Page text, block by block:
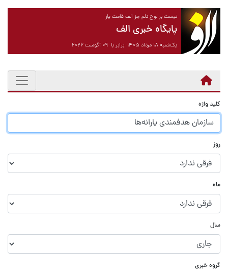
نیست بر لوح دلم جز الف قامت یار
پایگاه خبری الف
یک‌شنبه ۱۸ مرداد ۱۴۰۵ برابر با ۰۹ آگوست ۲۰۲۶
کلید واژه
روز
ماه
سال
گروه خبری